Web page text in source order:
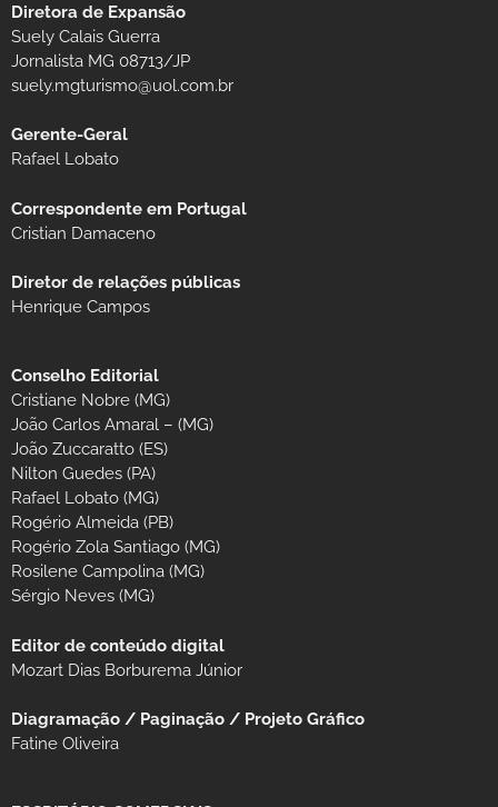
Diretora de Expansão
Suely Calais Guerra
Jornalista MG 08713/JP
suely.mgturismo@uol.com.br
Gerente-Geral
Rafael Lobato
Correspondente em Portugal
Cristian Damaceno
Diretor de relações públicas
Henrique Campos
Conselho Editorial
Cristiane Nobre (MG)
João Carlos Amaral – (MG)
João Zuccaratto (ES)
Nilton Guedes (PA)
Rafael Lobato (MG)
Rogério Almeida (PB)
Rogério Zola Santiago (MG)
Rosilene Campolina (MG)
Sérgio Neves (MG)
Editor de conteúdo digital
Mozart Dias Borburema Júnior
Diagramação / Paginação / Projeto Gráfico
Fatine Oliveira